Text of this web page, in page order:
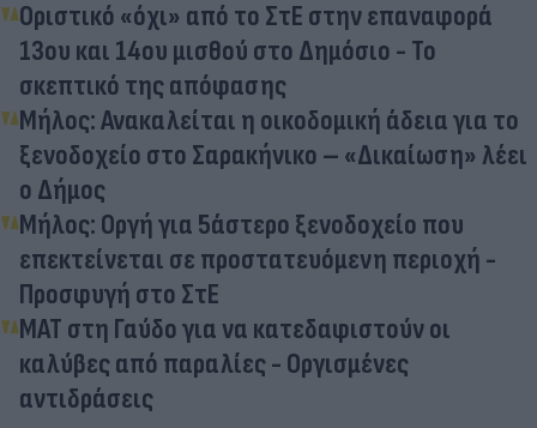
Οριστικό «όχι» από το ΣτΕ στην επαναφορά
13ου και 14ου μισθού στο Δημόσιο - Το
σκεπτικό της απόφασης
Μήλος: Ανακαλείται η οικοδομική άδεια για το
ξενοδοχείο στο Σαρακήνικο – «Δικαίωση» λέει
ο Δήμος
Μήλος: Οργή για 5άστερο ξενοδοχείο που
επεκτείνεται σε προστατευόμενη περιοχή -
Προσφυγή στο ΣτΕ
ΜΑΤ στη Γαύδο για να κατεδαφιστούν οι
καλύβες από παραλίες - Οργισμένες
αντιδράσεις